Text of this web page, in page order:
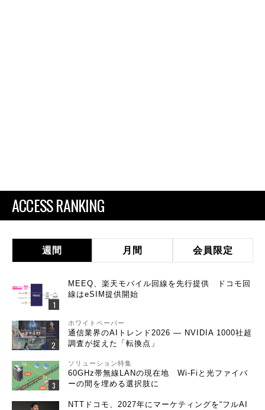
ACCESS RANKING
週間 月間 会員限定
MEEQ、楽天モバイル回線を先行提供 ドコモ回
線はeSIM提供開始
ホワイトペーパー
通信業界のAIトレンド2026 ― NVIDIA 1000社超
調査が捉えた「転換点」
ソリューション特集
60GHz帯無線LANの現在地 Wi-Fiと光ファイバ
ーの間を埋める選択肢に
NTTドコモ、2027年にマーケティングを“フルAI